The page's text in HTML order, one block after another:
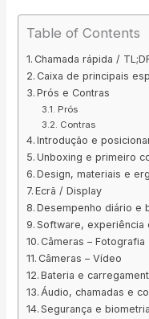
Table of Contents
Chamada rápida /
Caixa de principais
Prós e Contras
Prós
Contras
Introdução e
Unboxing e primeiro
Design, materiais e
Ecrã / Display
Desempenho diário e
Software, experiência
Câmeras – Fotografia
Câmeras – Vídeo
Bateria e
Áudio, chamadas e
Segurança e biometria